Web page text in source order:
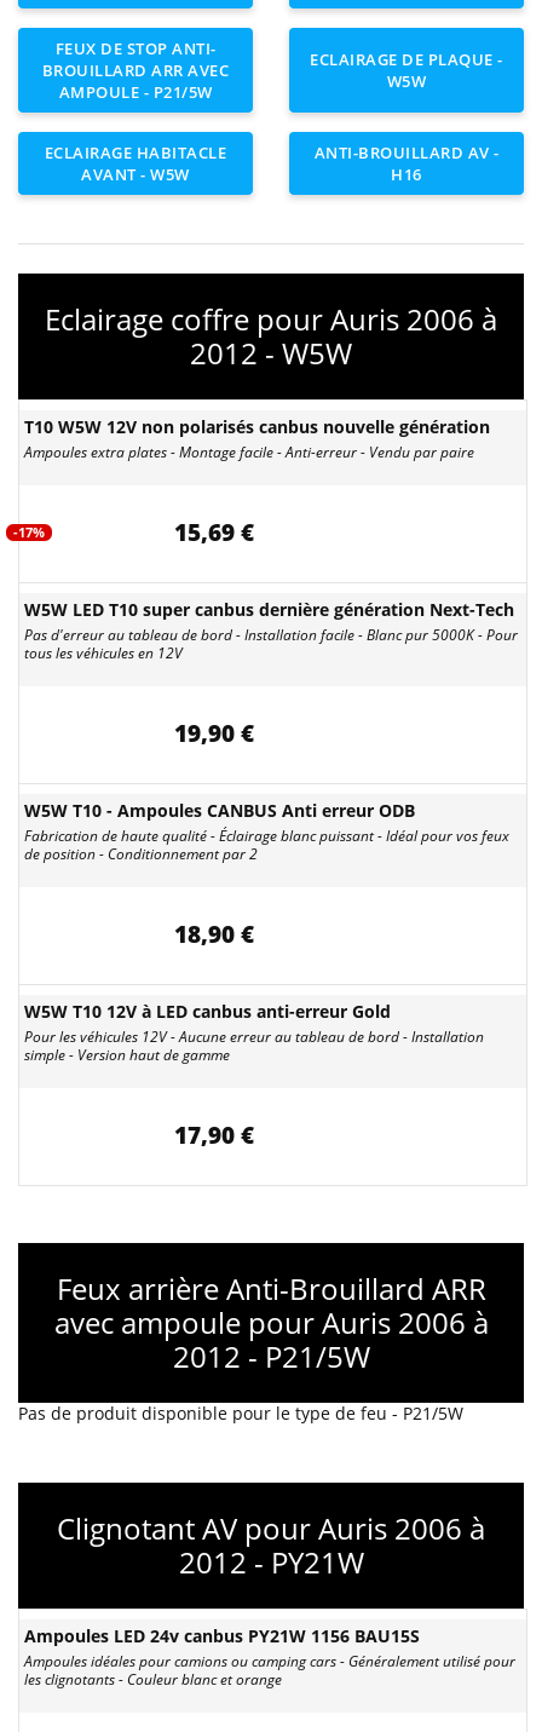
FEUX DE STOP ANTI-
BROUILLARD ARR AVEC
AMPOULE - P21/5W
ECLAIRAGE DE PLAQUE -
W5W
ECLAIRAGE HABITACLE
AVANT - W5W
ANTI-BROUILLARD AV -
H16
Eclairage coffre pour Auris 2006 à
2012 - W5W
T10 W5W 12V non polarisés canbus nouvelle génération
Ampoules extra plates - Montage facile - Anti-erreur - Vendu par paire
-17% 15,69 €
W5W LED T10 super canbus dernière génération Next-Tech
Pas d'erreur au tableau de bord - Installation facile - Blanc pur 5000K - Pour
tous les véhicules en 12V
19,90 €
W5W T10 - Ampoules CANBUS Anti erreur ODB
Fabrication de haute qualité - Éclairage blanc puissant - Idéal pour vos feux
de position - Conditionnement par 2
18,90 €
W5W T10 12V à LED canbus anti-erreur Gold
Pour les véhicules 12V - Aucune erreur au tableau de bord - Installation
simple - Version haut de gamme
17,90 €
Feux arrière Anti-Brouillard ARR
avec ampoule pour Auris 2006 à
2012 - P21/5W
Pas de produit disponible pour le type de feu - P21/5W
Clignotant AV pour Auris 2006 à
2012 - PY21W
Ampoules LED 24v canbus PY21W 1156 BAU15S
Ampoules idéales pour camions ou camping cars - Généralement utilisé pour
les clignotants - Couleur blanc et orange